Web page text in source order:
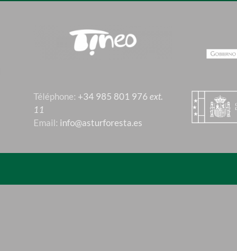
Téléphone: +34 985 801 976ext.
11
Email: info@asturforesta.es